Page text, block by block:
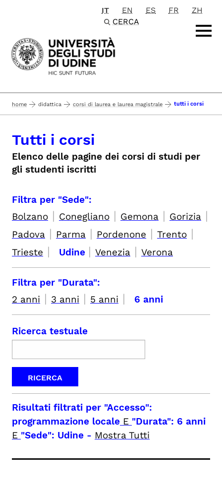
Passa al contenuto principale
IT EN ES FR
ZH
CERCA
home didattica corsi di laurea e laurea magistrale tutti i corsi
Tutti i corsi
Elenco delle pagine dei corsi di studi per
gli studenti iscritti
Filtra per "Sede":
Bolzano | Conegliano | Gemona | Gorizia |
Padova | Parma | Pordenone | Trento |
Trieste | Udine | Venezia | Verona
Filtra per "Durata":
2 anni | 3 anni | 5 anni | 6 anni
Ricerca testuale
Risultati filtrati per "Accesso":
programmazione locale E "Durata": 6 anni
E "Sede": Udine - Mostra Tutti